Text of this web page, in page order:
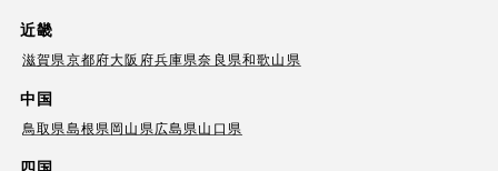
近畿
滋賀県京都府大阪府兵庫県奈良県和歌山県
中国
鳥取県島根県岡山県広島県山口県
四国